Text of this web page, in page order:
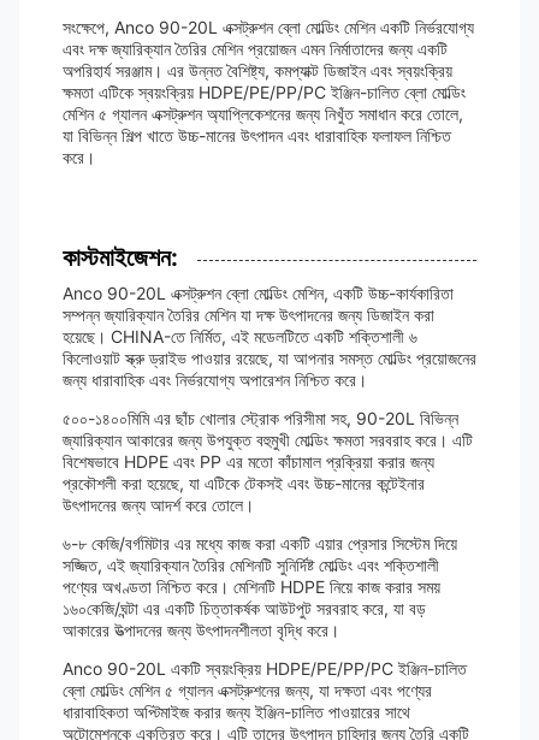
সংক্ষেপে, Anco 90-20L এক্সট্রুশন ব্লো মোল্ডিং মেশিন একটি নির্ভরযোগ্য
এবং দক্ষ জ্যারিক্যান তৈরির মেশিন প্রয়োজন এমন নির্মাতাদের জন্য একটি
অপরিহার্য সরঞ্জাম। এর উন্নত বৈশিষ্ট্য, কমপ্যাক্ট ডিজাইন এবং স্বয়ংক্রিয়
ক্ষমতা এটিকে স্বয়ংক্রিয় HDPE/PE/PP/PC ইঞ্জিন-চালিত ব্লো মোল্ডিং
মেশিন ৫ গ্যালন এক্সট্রুশন অ্যাপ্লিকেশনের জন্য নিখুঁত সমাধান করে তোলে,
যা বিভিন্ন শিল্প খাতে উচ্চ-মানের উৎপাদন এবং ধারাবাহিক ফলাফল নিশ্চিত
করে।
কাস্টমাইজেশন:
Anco 90-20L এক্সট্রুশন ব্লো মোল্ডিং মেশিন, একটি উচ্চ-কার্যকারিতা
সম্পন্ন জ্যারিক্যান তৈরির মেশিন যা দক্ষ উৎপাদনের জন্য ডিজাইন করা
হয়েছে। CHINA-তে নির্মিত, এই মডেলটিতে একটি শক্তিশালী ৬
কিলোওয়াট স্ক্রু ড্রাইভ পাওয়ার রয়েছে, যা আপনার সমস্ত মোল্ডিং প্রয়োজনের
জন্য ধারাবাহিক এবং নির্ভরযোগ্য অপারেশন নিশ্চিত করে।
৫০০-১৪০০মিমি এর ছাঁচ খোলার স্ট্রোক পরিসীমা সহ, 90-20L বিভিন্ন
জ্যারিক্যান আকারের জন্য উপযুক্ত বহুমুখী মোল্ডিং ক্ষমতা সরবরাহ করে। এটি
বিশেষভাবে HDPE এবং PP এর মতো কাঁচামাল প্রক্রিয়া করার জন্য
প্রকৌশলী করা হয়েছে, যা এটিকে টেকসই এবং উচ্চ-মানের কন্টেইনার
উৎপাদনের জন্য আদর্শ করে তোলে।
৬-৮ কেজি/বর্গমিটার এর মধ্যে কাজ করা একটি এয়ার প্রেসার সিস্টেম দিয়ে
সজ্জিত, এই জ্যারিক্যান তৈরির মেশিনটি সুনির্দিষ্ট মোল্ডিং এবং শক্তিশালী
পণ্যের অখণ্ডতা নিশ্চিত করে। মেশিনটি HDPE নিয়ে কাজ করার সময়
১৬০কেজি/ঘন্টা এর একটি চিত্তাকর্ষক আউটপুট সরবরাহ করে, যা বড়
আকারের উত্পাদনের জন্য উৎপাদনশীলতা বৃদ্ধি করে।
Anco 90-20L একটি স্বয়ংক্রিয় HDPE/PE/PP/PC ইঞ্জিন-চালিত
ব্লো মোল্ডিং মেশিন ৫ গ্যালন এক্সট্রুশনের জন্য, যা দক্ষতা এবং পণ্যের
ধারাবাহিকতা অপ্টিমাইজ করার জন্য ইঞ্জিন-চালিত পাওয়ারের সাথে
অটোমেশনকে একত্রিত করে। এটি তাদের উৎপাদন চাহিদার জন্য তৈরি একটি